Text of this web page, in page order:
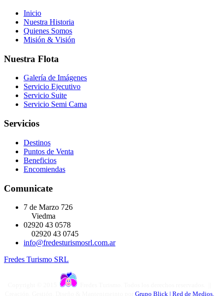
Inicio
Nuestra Historia
Quienes Somos
Misión & Visión
Nuestra Flota
Galería de Imágenes
Servicio Ejecutivo
Servicio Suite
Servicio Semi Cama
Servicios
Destinos
Puntos de Venta
Beneficios
Encomiendas
Comunicate
7 de Marzo 726
Viedma
02920 43 0578
02920 43 0745
info@fredesturismosrl.com.ar
Fredes Turismo SRL
Fredes Turismo. Todos los derechos reservados. ||
Grupo Blick | Red de Medios.